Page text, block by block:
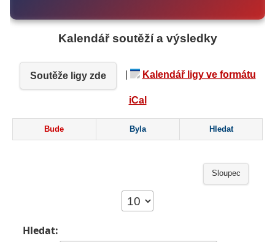
Kalendář soutěží a výsledky
Soutěže ligy zde Kalendář ligy ve formátu
iCal
Bude Byla Hledat
Sloupec
Hledat: